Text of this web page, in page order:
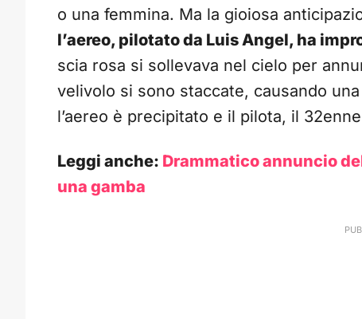
o una femmina. Ma la gioiosa
l’aereo, pilotato da Luis Angel, ha
scia rosa si sollevava nel cielo per
velivolo si sono staccate, causando
l’aereo è precipitato e il pilota, il
Leggi anche: Drammatico annuncio
una gamba